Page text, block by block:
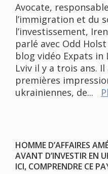
Avocate,
l’immigration et du
l’investissement,
parlé avec Odd
blog vidéo Expats in
Lviv il y a trois ans.
premières
ukrainiennes, de...
HOMME D’AFFAIRES
AVANT D’INVESTIR EN
ICI, COMPRENDRE CE